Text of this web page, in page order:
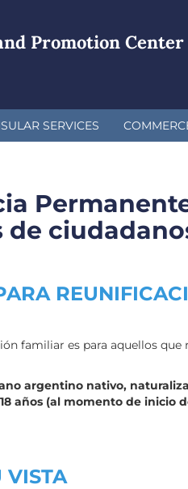
Promotion
SERVICES
de
familiar es para aquellos que
argentino nativo,
años (al momento de
VISTA